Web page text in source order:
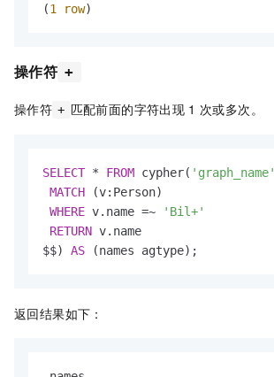
(1 row)
操作符 +
操作符 + 匹配前面的字符出现 1 次或多次。
SELECT * FROM cypher( 'graph_name'
MATCH (v:Person)
WHERE v.name =~
'Bil+'
RETURN v.name
$$) AS (names agtype);
返回结果如下：